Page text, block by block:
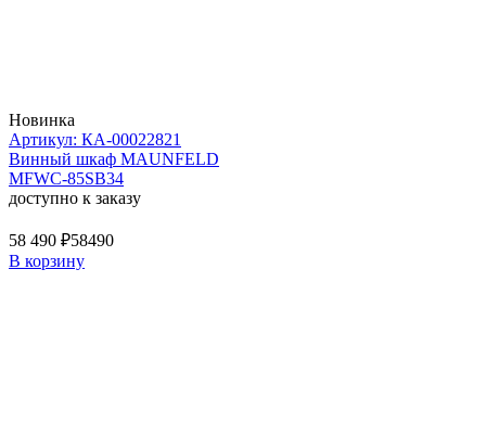
Новинка
Артикул: КА-00022821
Винный шкаф MAUNFELD
MFWC-85SB34
доступно к заказу
58 490 ₽58490
В корзину